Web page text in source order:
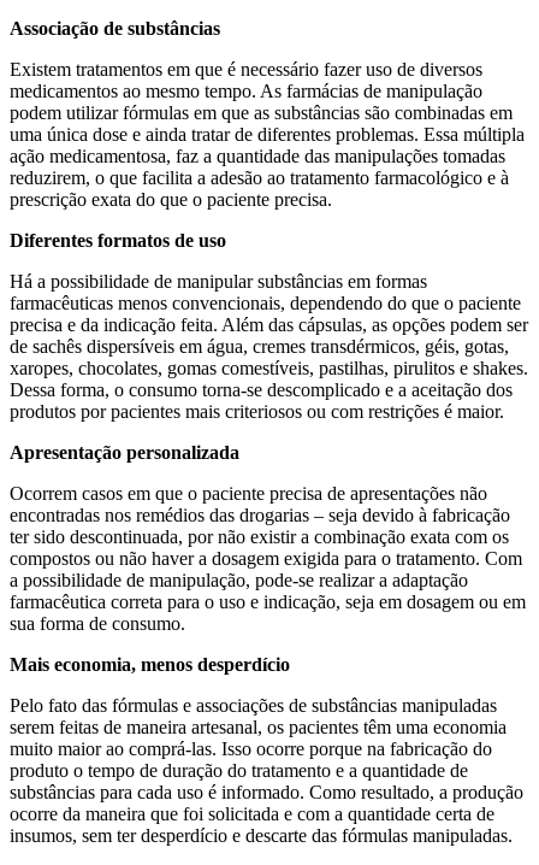
Associação de substâncias
Existem tratamentos em que é necessário fazer uso de diversos
medicamentos ao mesmo tempo. As farmácias de manipulação
podem utilizar fórmulas em que as substâncias são combinadas em
uma única dose e ainda tratar de diferentes problemas. Essa múltipla
ação medicamentosa, faz a quantidade das manipulações tomadas
reduzirem, o que facilita a adesão ao tratamento farmacológico e à
prescrição exata do que o paciente precisa.
Diferentes formatos de uso
Há a possibilidade de manipular substâncias em formas
farmacêuticas menos convencionais, dependendo do que o paciente
precisa e da indicação feita. Além das cápsulas, as opções podem ser
de sachês dispersíveis em água, cremes transdérmicos, géis, gotas,
xaropes, chocolates, gomas comestíveis, pastilhas, pirulitos e shakes.
Dessa forma, o consumo torna-se descomplicado e a aceitação dos
produtos por pacientes mais criteriosos ou com restrições é maior.
Apresentação personalizada
Ocorrem casos em que o paciente precisa de apresentações não
encontradas nos remédios das drogarias – seja devido à fabricação
ter sido descontinuada, por não existir a combinação exata com os
compostos ou não haver a dosagem exigida para o tratamento. Com
a possibilidade de manipulação, pode-se realizar a adaptação
farmacêutica correta para o uso e indicação, seja em dosagem ou em
sua forma de consumo.
Mais economia, menos desperdício
Pelo fato das fórmulas e associações de substâncias manipuladas
serem feitas de maneira artesanal, os pacientes têm uma economia
muito maior ao comprá-las. Isso ocorre porque na fabricação do
produto o tempo de duração do tratamento e a quantidade de
substâncias para cada uso é informado. Como resultado, a produção
ocorre da maneira que foi solicitada e com a quantidade certa de
insumos, sem ter desperdício e descarte das fórmulas manipuladas.